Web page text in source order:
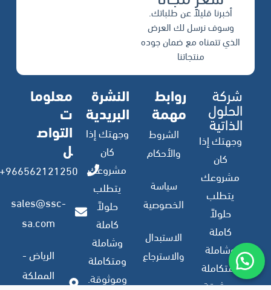
أخبرنا قليلاً عن طلباتك.
وسوف نرسل لك العرض
الذي تتمناه مع ضمان جوده
منتجاتنا
شركة
الحلول
الذاتية
وجهتك إذا
كان
مشروعك
يتطلب
حلولاً
كاملة
وشاملة
ومتكاملة
وموثوقة.
روابط
مهمة
الشروط
والأحكام
سياسة
الخصوصية
الاستبدال
والاسترجاع
النشرة
البريدية
وجهتك إذا
كان
مشروعك
يتطلب
حلولاً
كاملة
وشاملة
ومتكاملة
وموثوقة.
معلوما
ت
التواص
ل
966562121250+
sales@ssc-
sa.com
الرياض -
المملكة